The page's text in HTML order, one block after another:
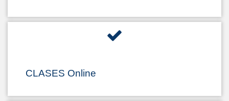
CLASES Online